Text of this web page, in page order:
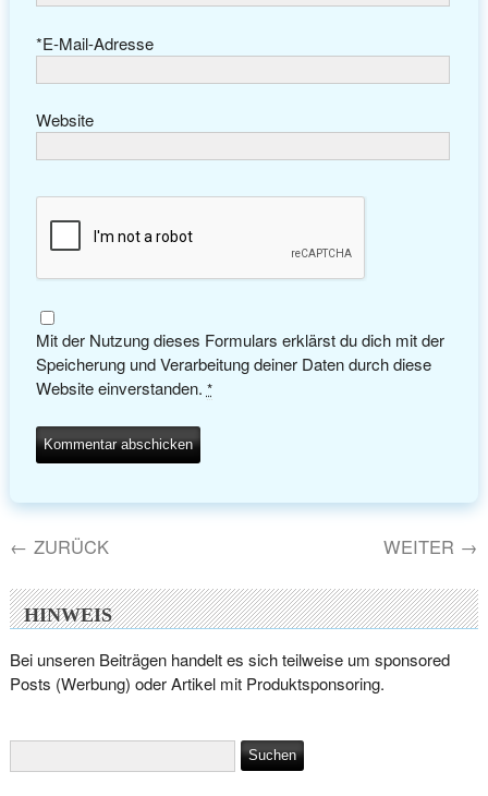
E-Mail-Adresse
*
Website
Mit der Nutzung dieses Formulars erklärst du dich mit der
Speicherung und Verarbeitung deiner Daten durch diese
Website einverstanden. *
← ZURÜCK WEITER →
HINWEIS
Bei unseren Beiträgen handelt es sich teilweise um sponsored
Posts (Werbung) oder Artikel mit Produktsponsoring.